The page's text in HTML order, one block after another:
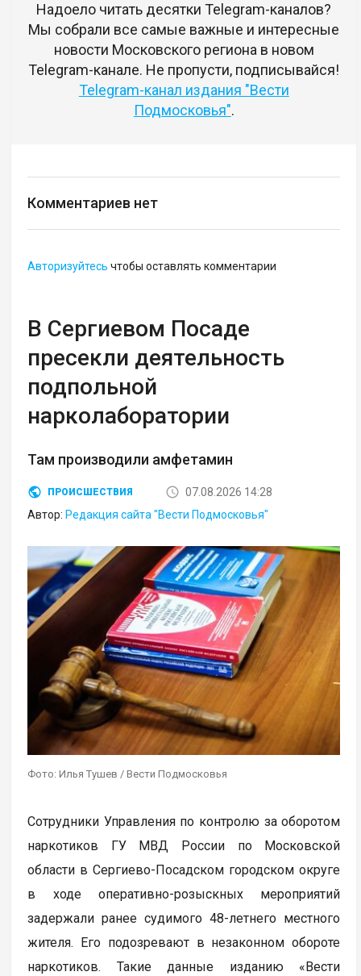
Надоело читать десятки Telegram-каналов?
Мы собрали все самые важные и интересные
новости Московского региона в новом
Telegram-канале. Не пропусти, подписывайся!
Telegram-канал издания "Вести
Подмосковья".
Комментариев нет
Авторизуйтесь чтобы оставлять комментарии
В Сергиевом Посаде
пресекли деятельность
подпольной
нарколаборатории
Там производили амфетамин
ПРОИСШЕСТВИЯ
07.08.2026 14:28
Автор: Редакция сайта "Вести Подмосковья"
Фото: Илья Тушев / Вести Подмосковья
Сотрудники Управления по контролю за оборотом
наркотиков ГУ МВД России по Московской
области в Сергиево-Посадском городском округе
в ходе оперативно-розыскных мероприятий
задержали ранее судимого 48-летнего местного
жителя. Его подозревают в незаконном обороте
наркотиков. Такие данные изданию «Вести